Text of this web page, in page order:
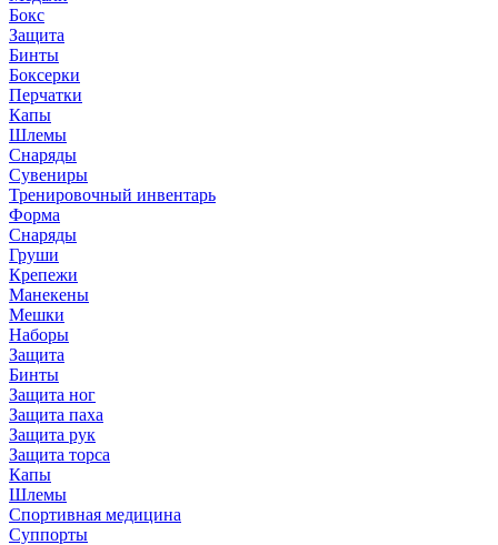
Бокс
Защита
Бинты
Боксерки
Перчатки
Капы
Шлемы
Снаряды
Сувениры
Тренировочный инвентарь
Форма
Снаряды
Груши
Крепежи
Манекены
Мешки
Наборы
Защита
Бинты
Защита ног
Защита паха
Защита рук
Защита торса
Капы
Шлемы
Спортивная медицина
Суппорты